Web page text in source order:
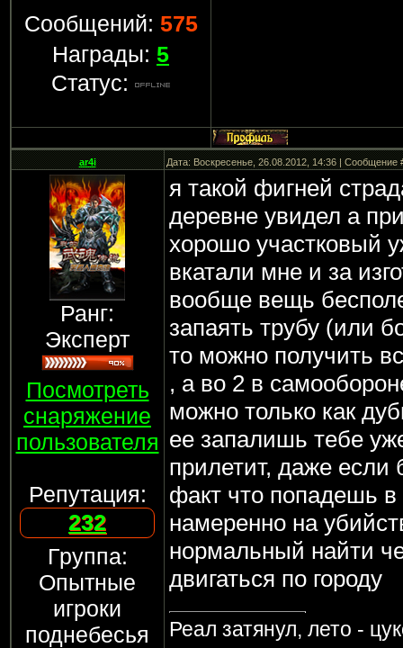
Сообщений: 575
Награды: 5
Статус:
ar4i Дата: Воскресенье, 26.08.2012, 14:36 | Сообщение
Ранг:
Эксперт
Посмотреть
снаряжение
пользователя
Репутация:
232
Группа:
Опытные
игроки
поднебесья
я такой фигней
деревне увидел а
хорошо участковый
вкатали мне и за
вообще вещь
запаять трубу (или
то можно получить
, а во 2 в
можно только как
ее запалишь тебе
прилетит, даже
факт что попадешь
намеренно на
нормальный найти
двигаться по городу
Реал затянул, лето -